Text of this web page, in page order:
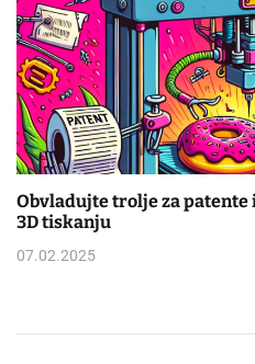
Obvladujte trolje za
3D tiskanju
07.02.2025